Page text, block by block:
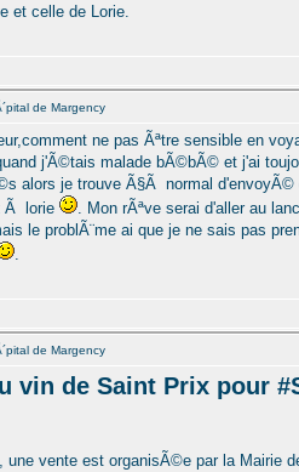
et celle de Lorie.
de Margency
ne pas Ãªtre sensible en
j'Ã©tais malade bÃ©bÃ© et j'ai
alors je trouve Ã§Ã normal d'envoyÃ©
Ã lorie
. Mon rÃªve serai d'aller au
le problÃ¨me ai que je ne sais pas
.
de Margency
vin de Saint Prix pour
vente est organisÃ©e par la Mairie